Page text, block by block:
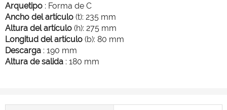
Arquetipo : Forma de C
Ancho del artículo (t): 235 mm
Altura del artículo (h): 275 mm
Longitud del artículo (b): 80 mm
Descarga : 190 mm
Altura de salida : 180 mm